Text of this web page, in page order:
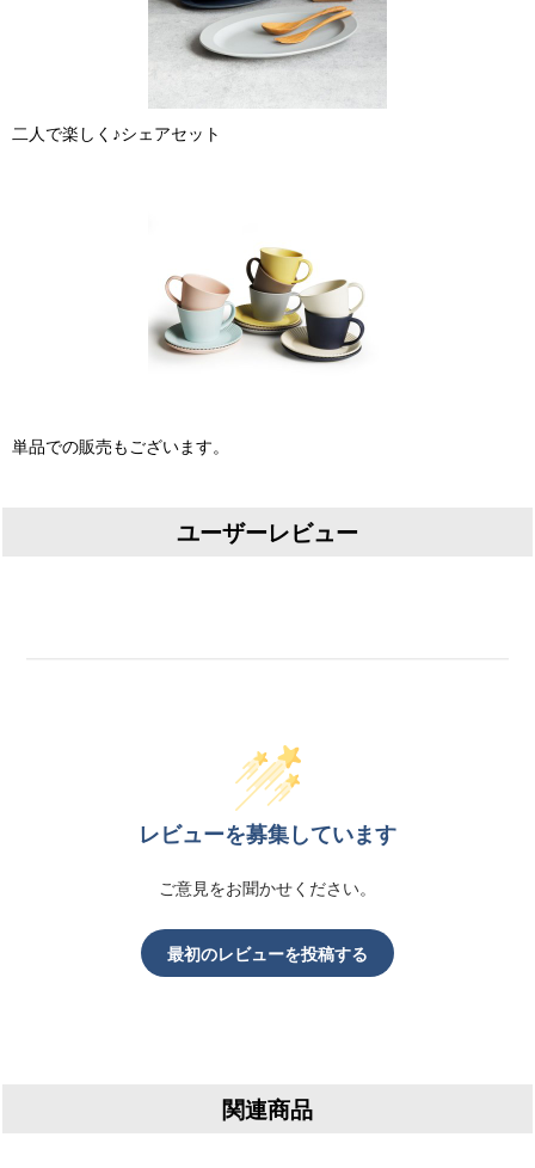
二人で楽しく♪シェアセット
単品での販売もございます。
ユーザーレビュー
レビューを募集しています
ご意見をお聞かせください。
最初のレビューを投稿する
関連商品